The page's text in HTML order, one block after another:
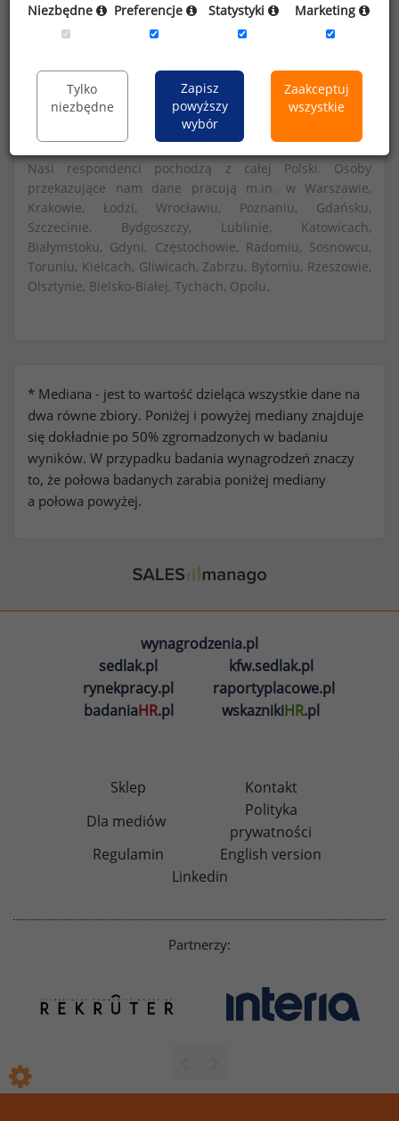
portalu wynagrodzenia.pl
Dowiedz się więcej
Nasi respondenci pochodzą z całej Polski. Osoby
przekazujące nam dane pracują m.in. w Warszawie,
Krakowie, Łodzi, Wrocławiu, Poznaniu, Gdańsku,
Szczecinie, Bydgoszczy, Lublinie, Katowicach,
Białymstoku, Gdyni, Częstochowie, Radomiu, Sosnowcu,
Toruniu, Kielcach, Gliwicach, Zabrzu, Bytomiu, Rzeszowie,
Olsztynie, Bielsko-Białej, Tychach, Opolu.
* Mediana - jest to wartość dzieląca wszystkie dane na
dwa równe zbiory. Poniżej i powyżej mediany znajduje
się dokładnie po 50% zgromadzonych w badaniu
wyników. W przypadku badania wynagrodzeń znaczy
to, że połowa badanych zarabia poniżej mediany
a połowa powyżej.
wynagrodzenia.pl
sedlak.pl
kfw.sedlak.pl
rynekpracy.pl
raportyplacowe.pl
badaniaHR.pl wskaznikiHR.pl
Sklep
Kontakt
Dla mediów
Polityka
prywatności
Regulamin
English version
Linkedin
Partnerzy:
Niezbędne Preferencje Statystyki Marketing
Tylko
niezbędne
Zapisz
powyższy
wybór
Zaakceptuj
wszystkie